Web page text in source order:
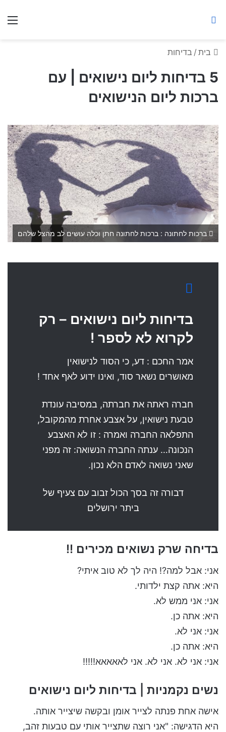
בית / בדיחות
5 בדיחות ליום נישואים | עם
ברכות ליום הנישואים
ברכות לחתונה : ברכות לחתונה חתן וכלה עושים לב מהצל שלהם
בדיחות ליום נישואים – רק
לקרוא לא לספר !
אמר החכם : דע, כי הסוד לנישואין
מאושרים נשאר סוד, ואינו ידוע לאף אחד !
חברה ראתה את חברתה, במסיבה עונדת
טבעת נישואין, על אצבע אחרת מהמקובל,
התפלאה החברה ואמרה : זו לא האצבע
הנכונה… ענתה החברה הנשואה: זה מפני
שאני נשואה לאדם הלא נכון.
דבורה זה בסך הכול זבוב עם צעיף של
ביתר ירושלים
בדיחה שרק נשואים מכירים !!
אני: אבל למה?! היה לך לא טוב איתי?
היא: אתה קצת ילדותי.
אני: אני ממש לא.
היא: אתה כן.
אני: אני לא.
היא: אתה כן.
אני: אני לא. אני לא. אני לאאאאא!!!!!
נשים נקמניות | בדיחות ליום נישואים
אישה אחת פנתה לצייר אומן ובקשה שיצייר אותה.
היא הדגישה: "אני רוצה שתצייר אותי עם טבעות זהב,